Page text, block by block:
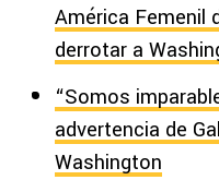
América Femenil
derrotar a
“Somos
advertencia de
Washington